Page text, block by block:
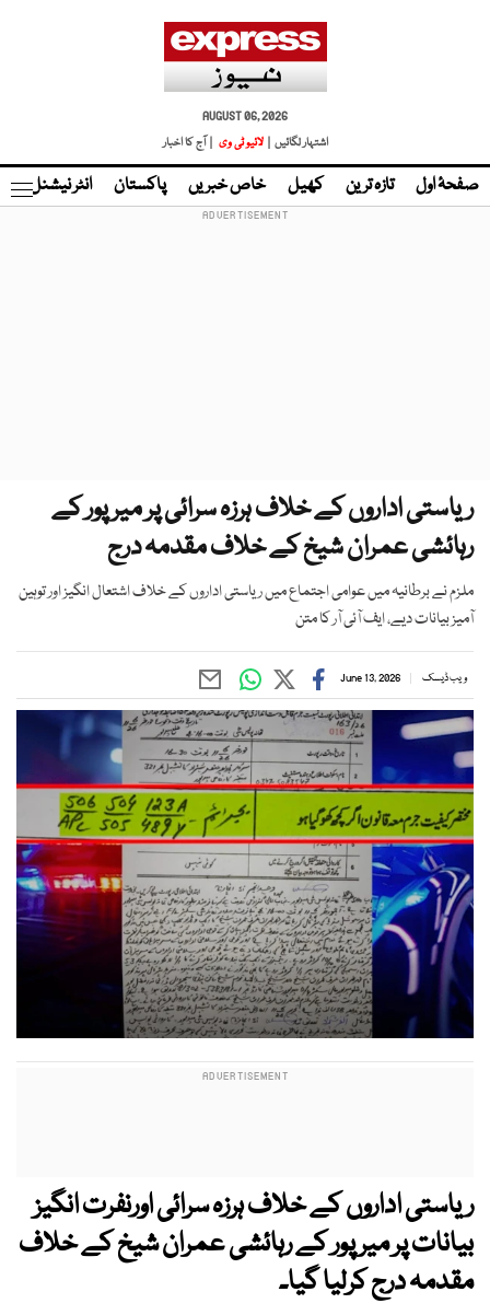
AUGUST 06, 2026
اشتہار لگائیں |
لائیو ٹی وی | آج کا اخبار
صفحۂ اول تازہ ترین کھیل خاص خبریں پاکستان انٹر نیشنل
ریاستی اداروں کے خلاف ہرزہ سرائی پر میر پور کے
رہائشی عمران شیخ کے خلاف مقدمہ درج
ملزم نے برطانیہ میں عوامی اجتماع میں ریاستی اداروں کے خلاف اشتعال انگیز اور توہین
آمیز بیانات دیے، ایف آئی آر کا متن
ویب ڈیسک June 13, 2026
ریاستی اداروں کے خلاف ہرزہ سرائی اورنفرت انگیز
بیانات پر میر پور کے رہائشی عمران شیخ کے خلاف
مقدمہ درج کرلیا گیا۔